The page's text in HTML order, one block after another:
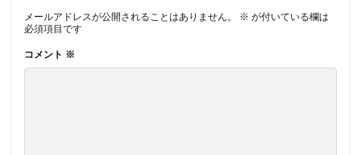
メールアドレスが公開されることはありません。 ※ が付いている欄は
必須項目です
コメント ※